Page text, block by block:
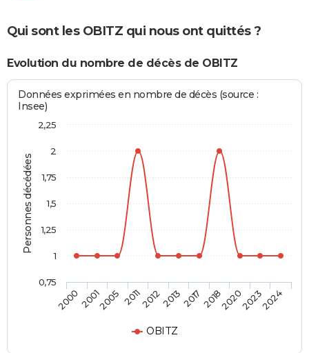
Qui sont les OBITZ qui nous ont quittés ?
Evolution du nombre de décès de OBITZ
Personnes décédées
Données exprimées en nombre de décès (source :
Insee)
OBITZ
200020012005 20112012201320172018202020232024
0,75
1
1,25
1,5
1,75
2
2,25